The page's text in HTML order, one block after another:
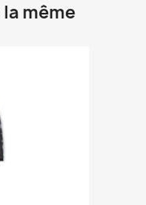
même